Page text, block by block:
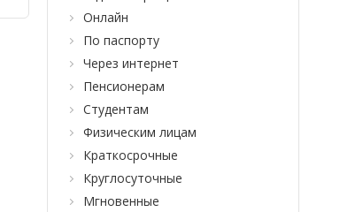
Онлайн
По паспорту
Через интернет
Пенсионерам
Студентам
Физическим лицам
Краткосрочные
Круглосуточные
Мгновенные